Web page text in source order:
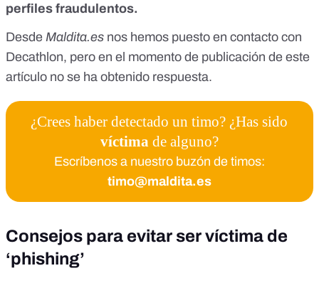
perfiles fraudulentos.
Desde Maldita.es nos hemos puesto en contacto con
Decathlon, pero en el momento de publicación de este
artículo no se ha obtenido respuesta.
¿Crees haber detectado un timo? ¿Has sido
víctima de alguno?
Escríbenos a nuestro buzón de timos:
timo@maldita.es
Consejos para evitar ser víctima de
‘phishing’